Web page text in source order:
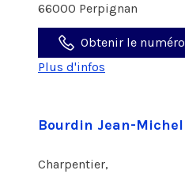
66000 Perpignan
Obtenir le numéro
Plus d'infos
Bourdin Jean-Michel
Charpentier,